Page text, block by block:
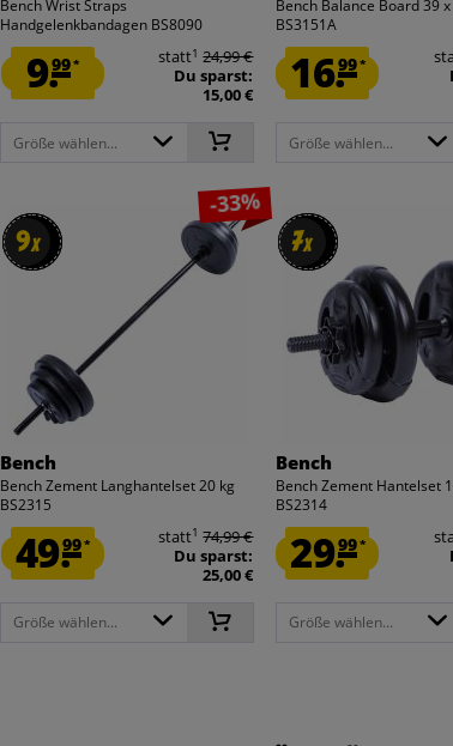
Bench Wrist Straps
Handgelenkbandagen BS8090
9.99* statt1 24,99 €
Du sparst:
15,00 €
Größe wählen...
Bench Balance Board 39
BS3151A
16.99*
Größe wählen...
9x
9x
-33%
Bench
Bench Zement Langhantelset 20 kg
BS2315
49.99* statt1 74,99 €
Du sparst:
25,00 €
Größe wählen...
7x
7x
Bench
Bench Zement Hantelset
BS2314
29.99*
Größe wählen...